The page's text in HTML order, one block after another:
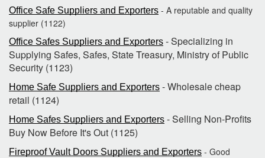
Office Safe Suppliers and Exporters - A reputable and quality
supplier (1122)
Office Safes Suppliers and Exporters - Specializing in
Supplying Safes, Safes, State Treasury, Ministry of Public
Security (1123)
Home Safe Suppliers and Exporters - Wholesale cheap
retail (1124)
Home Safes Suppliers and Exporters - Selling Non-Profits
Buy Now Before It's Out (1125)
Fireproof Vault Doors Suppliers and Exporters - Good